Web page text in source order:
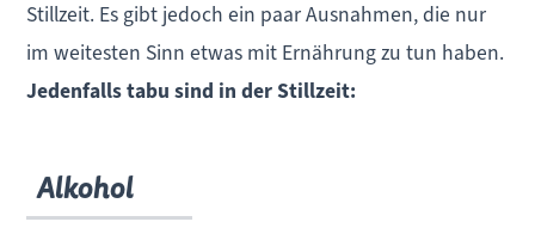
Stillzeit. Es gibt jedoch ein paar Ausnahmen, die nur
im weitesten Sinn etwas mit Ernährung zu tun haben.
Jedenfalls tabu sind in der Stillzeit:
Alkohol